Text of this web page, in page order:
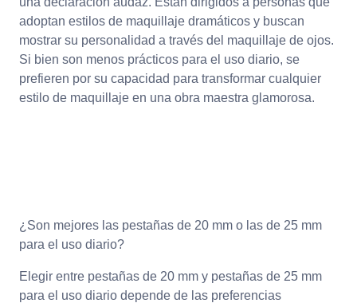
adoptan estilos de maquillaje dramáticos y buscan
mostrar su personalidad a través del maquillaje de ojos.
Si bien son menos prácticos para el uso diario, se
prefieren por su capacidad para transformar cualquier
estilo de maquillaje en una obra maestra glamorosa.
¿Son mejores las pestañas de 20 mm o las de 25 mm
para el uso diario?
Elegir entre pestañas de 20 mm y pestañas de 25 mm
para el uso diario depende de las preferencias